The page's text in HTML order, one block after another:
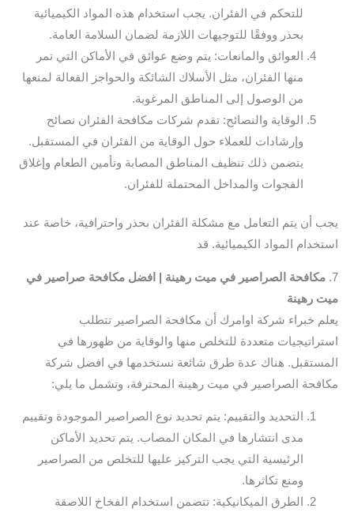
للتحكم في الفئران. يجب استخدام هذه المواد الكيميائية
بحذر ووفقًا للتوجيهات اللازمة لضمان السلامة العامة.
العوائق والمانعات: يتم وضع عوائق في الأماكن التي تمر
منها الفئران، مثل الأسلاك الشائكة والحواجز الفعالة لمنعها
من الوصول إلى المناطق المرغوبة.
الوقاية والنصائح: تقدم شركات مكافحة الفئران نصائح
وإرشادات للعملاء حول الوقاية من الفئران في المستقبل.
يتضمن ذلك تنظيف المناطق المصابة وتأمين الطعام وإغلاق
الفجوات والمداخل المحتملة للفئران.
يجب أن يتم التعامل مع مشكلة الفئران بحذر واحترافية، خاصة عند
استخدام المواد الكيميائية. قد
7. مكافحة الصراصير في ميت رهينة | افضل مكافحة صراصير في
ميت رهينة
يعلم خبراء شركة اوامرك أن مكافحة الصراصير تتطلب
استراتيجيات متعددة للتخلص منها والوقاية من ظهورها في
المستقبل. هناك عدة طرق شائعة نستخدمها في افضل شركة
مكافحة الصراصير في ميت رهينة المحترفة، وتشمل ما يلي:
التحديد والتقييم: يتم تحديد نوع الصراصير الموجودة وتقييم
مدى انتشارها في المكان المصاب. يتم تحديد الأماكن
الرئيسية التي يجب التركيز عليها للتخلص من الصراصير
ومنع تكاثرها.
الطرق الميكانيكية: تتضمن استخدام الفخاخ اللاصقة